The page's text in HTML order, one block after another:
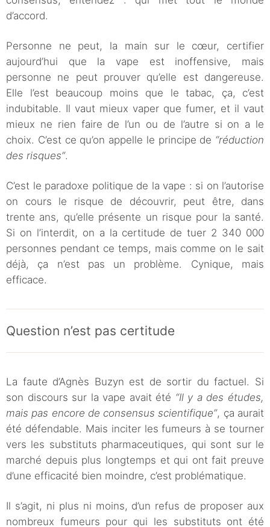
d’accord.
Personne ne peut, la main sur le cœur, certifier
aujourd’hui que la vape est inoffensive, mais
personne ne peut prouver qu’elle est dangereuse.
Elle l’est beaucoup moins que le tabac, ça, c’est
indubitable. Il vaut mieux vaper que fumer, et il vaut
mieux ne rien faire de l’un ou de l’autre si on a le
choix. C’est ce qu’on appelle le principe de “réduction
des risques”.
C’est le paradoxe politique de la vape : si on l’autorise
on cours le risque de découvrir, peut être, dans
trente ans, qu’elle présente un risque pour la santé.
Si on l’interdit, on a la certitude de tuer 2 340 000
personnes pendant ce temps, mais comme on le sait
déjà, ça n’est pas un problème. Cynique, mais
efficace.
Question n’est pas certitude
La faute d’Agnès Buzyn est de sortir du factuel. Si
son discours sur la vape avait été “Il y a des études,
mais pas encore de consensus scientifique”, ça aurait
été défendable. Mais inciter les fumeurs à se tourner
vers les substituts pharmaceutiques, qui sont sur le
marché depuis plus longtemps et qui ont fait preuve
d’une efficacité bien moindre, c’est problématique.
Il s’agit, ni plus ni moins, d’un refus de proposer aux
nombreux fumeurs pour qui les substituts ont été